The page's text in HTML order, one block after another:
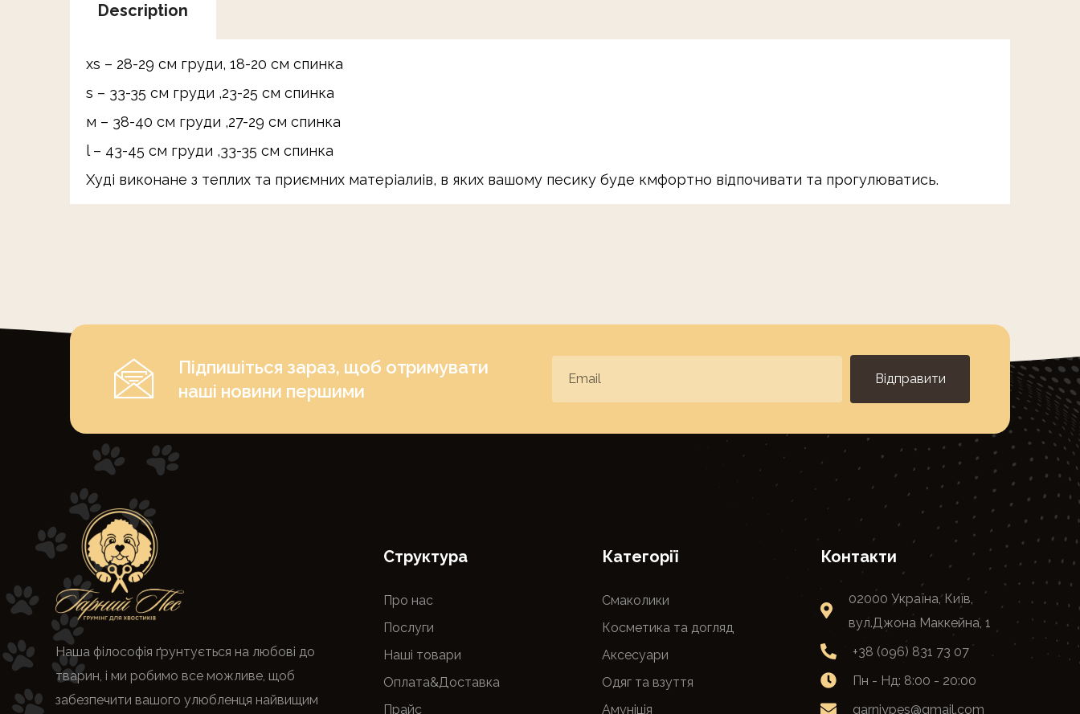
Description
xs – 28-29 см груди, 18-20 см спинка
s – 33-35 см груди ,23-25 см спинка
м – 38-40 см груди ,27-29 см спинка
l – 43-45 см груди ,33-35 см спинка
Худі виконане з теплих та приємних матеріалиів, в яких вашому песику буде кмфортно відпочивати та прогулюватись.
Підпишіться зараз, щоб отримувати
наші новини першими
Відправити
Наша філософія ґрунтується на любові до
тварин, і ми робимо все можливе, щоб
забезпечити вашого улюбленця найвищим
Cтруктура
Про нас
Послуги
Наші товари
Оплата&Доставка
Прайс
Категорії
Смаколики
Косметика та догляд
Аксесуари
Одяг та взуття
Амуніція
Контакти
02000 Україна, Київ,
вул.Джона Маккейна, 1
+38 (096) 831 73 07
Пн - Нд: 8:00 - 20:00
garniypes@gmail.com